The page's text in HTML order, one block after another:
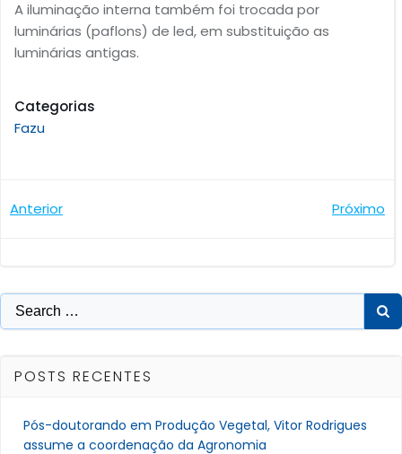
A iluminação interna também foi trocada por
luminárias (paflons) de led, em substituição as
luminárias antigas.
Categorias
Fazu
Navegação
Post
Anterior
Post
Próximo
Search
for:
POSTS RECENTES
Pós-doutorando em Produção Vegetal, Vitor Rodrigues
assume a coordenação da Agronomia